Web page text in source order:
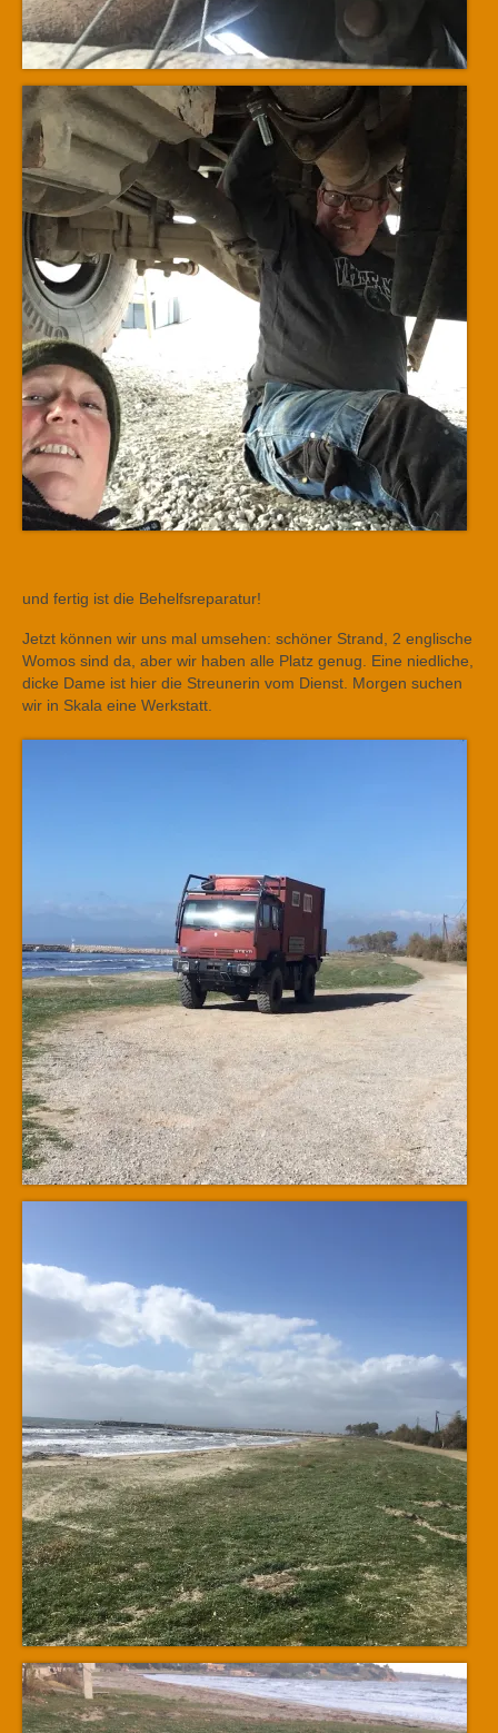
und fertig ist die Behelfsreparatur!
Jetzt können wir uns mal umsehen: schöner Strand, 2 englische
Womos sind da, aber wir haben alle Platz genug. Eine niedliche,
dicke Dame ist hier die Streunerin vom Dienst. Morgen suchen
wir in Skala eine Werkstatt.